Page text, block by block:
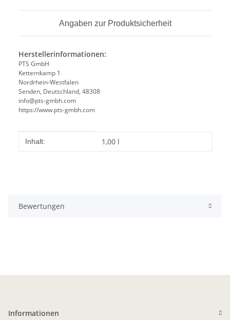
Angaben zur Produktsicherheit
Herstellerinformationen:
PTS GmbH
Ketternkamp 1
Nordrhein-Westfalen
Senden, Deutschland, 48308
info@pts-gmbh.com
https://www.pts-gmbh.com
Produkteigenschaft
Wert
Inhalt: 1,00 l
Bewertungen
Informationen